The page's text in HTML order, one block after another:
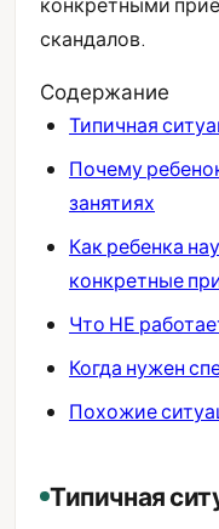
скандалов.
Содержание
Типичная
Почему
занятиях
Как ребенка
конкретные
Что НЕ
Когда нужен
Похожие
Типичная